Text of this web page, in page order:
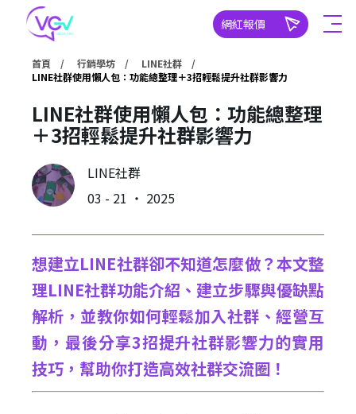
網紅報價
首頁 行銷學坊
LINE社群
LINE社群使用懶人包：功能總整理＋3招輕鬆提升社群影響力
LINE社群使用懶人包：功能總整理
＋3招輕鬆提升社群影響力
LINE社群
03 - 21 ‧ 2025
想建立LINE社群卻不知道怎麼做？本文整
理LINE社群功能介紹、建立步驟與優缺點
解析，並教你如何輕鬆加入社群、經營互
動，最後分享3招提升社群影響力的實用
技巧，幫助你打造高效社群交流圈！